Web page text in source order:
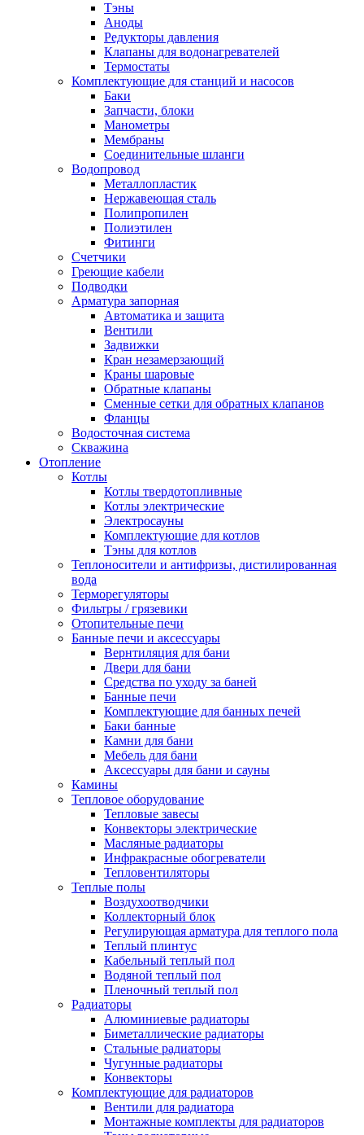
Обмен и возврат товара
Вакансии
Тэны
Аноды
Редукторы давления
Клапаны для водонагревателей
Термостаты
Комплектующие для станций и насосов
Баки
Запчасти, блоки
Манометры
Мембраны
Соединительные шланги
Водопровод
Металлопластик
Нержавеющая сталь
Полипропилен
Полиэтилен
Фитинги
Счетчики
Греющие кабели
Подводки
Арматура запорная
Автоматика и защита
Вентили
Задвижки
Кран незамерзающий
Краны шаровые
Обратные клапаны
Сменные сетки для обратных клапанов
Фланцы
Водосточная система
Скважина
Отопление
Котлы
Котлы твердотопливные
Котлы электрические
Электросауны
Комплектующие для котлов
Тэны для котлов
Теплоносители и антифризы, дистилированная
вода
Терморегуляторы
Фильтры / грязевики
Отопительные печи
Банные печи и аксессуары
Вернтиляция для бани
Двери для бани
Средства по уходу за баней
Банные печи
Комплектующие для банных печей
Баки банные
Камни для бани
Мебель для бани
Аксессуары для бани и сауны
Камины
Тепловое оборудование
Тепловые завесы
Конвекторы электрические
Масляные радиаторы
Инфракрасные обогреватели
Тепловентиляторы
Теплые полы
Воздухоотводчики
Коллекторный блок
Регулирующая арматура для теплого пола
Теплый плинтус
Кабельный теплый пол
Водяной теплый пол
Пленочный теплый пол
Радиаторы
Алюминиевые радиаторы
Биметаллические радиаторы
Стальные радиаторы
Чугунные радиаторы
Конвекторы
Комплектующие для радиаторов
Вентили для радиатора
Монтажные комплекты для радиаторов